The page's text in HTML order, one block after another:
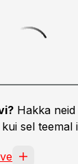
Hakka
sel teemal